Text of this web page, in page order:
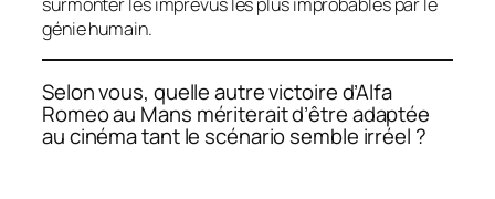
génie humain.
Selon vous, quelle autre victoire d’Alfa
Romeo au Mans mériterait d’être adaptée
au cinéma tant le scénario semble irréel ?